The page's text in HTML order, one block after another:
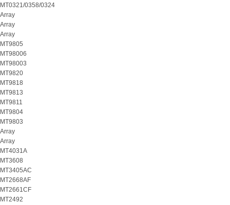
MT0321/0358/0324
Array
Array
Array
MT9805
MT98006
MT98003
MT9820
MT9818
MT9813
MT9811
MT9804
MT9803
Array
Array
MT4031A
MT3608
MT3405AC
MT2668AF
MT2661CF
MT2492